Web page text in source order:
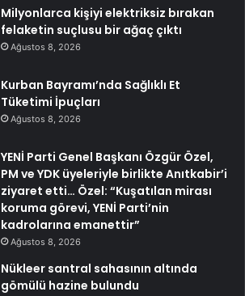
Milyonlarca kişiyi elektriksiz bırakan
felaketin suçlusu bir ağaç çıktı
Ağustos 8, 2026
Kurban Bayramı’nda Sağlıklı Et
Tüketimi İpuçları
Ağustos 8, 2026
YENİ Parti Genel Başkanı Özgür Özel,
PM ve YDK üyeleriyle birlikte Anıtkabir’i
ziyaret etti… Özel: “Kuşatılan mirası
koruma görevi, YENİ Parti’nin
kadrolarına emanettir”
Ağustos 8, 2026
Nükleer santral sahasının altında
gömülü hazine bulundu